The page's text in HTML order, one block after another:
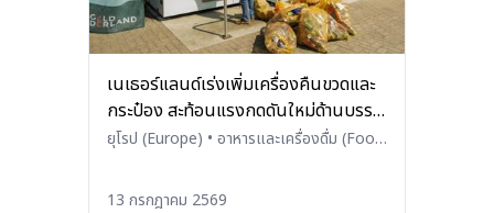
เนเธอร์แลนด์เร่งเพิ่มเครื่องคืนขวดและ
กระป๋อง สะท้อนแรงกดดันใหม่ด้านบรรจุ
ภัณฑ์ในยุโรป
ยุโรป (Europe) • อาหารและเครื่องดื่ม (Food
13 กรกฎาคม 2569